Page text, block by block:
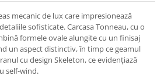
mecanic de lux care impresionează
sofisticate. Carcasa Tonneau, cu o
formele ovale alungite cu un finisaj
un aspect distinctiv, în timp ce geamul
cu design Skeleton, ce evidențiază
self-wind.